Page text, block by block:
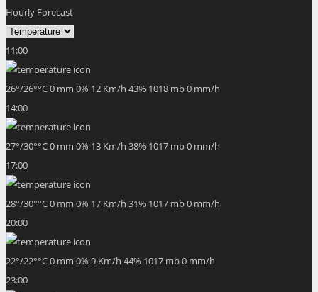
Hourly Forecast
11:00
26°/26°°C0 mm 0% 12 Km/h 43% 1018 mb0 mm/h
14:00
27°/30°°C0 mm 0% 13 Km/h 38% 1017 mb0 mm/h
17:00
28°/30°°C0 mm 0% 17 Km/h 31% 1017 mb0 mm/h
20:00
22°/22°°C0 mm 0% 9 Km/h 44% 1017 mb0 mm/h
23:00